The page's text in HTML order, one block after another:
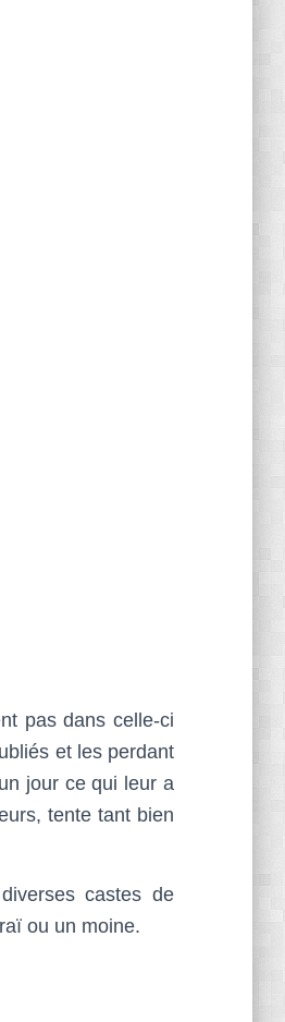
pas dans celle-ci
et les perdant
jour ce qui leur a
tente tant bien
castes de
ou un moine.